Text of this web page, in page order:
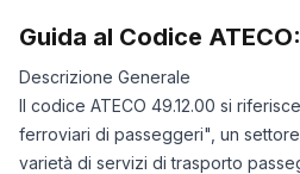
Guida al Codice ATECO:
Descrizione Generale
Il codice ATECO 49.12.00 si
ferroviari di passeggeri", un
varietà di servizi di trasporto